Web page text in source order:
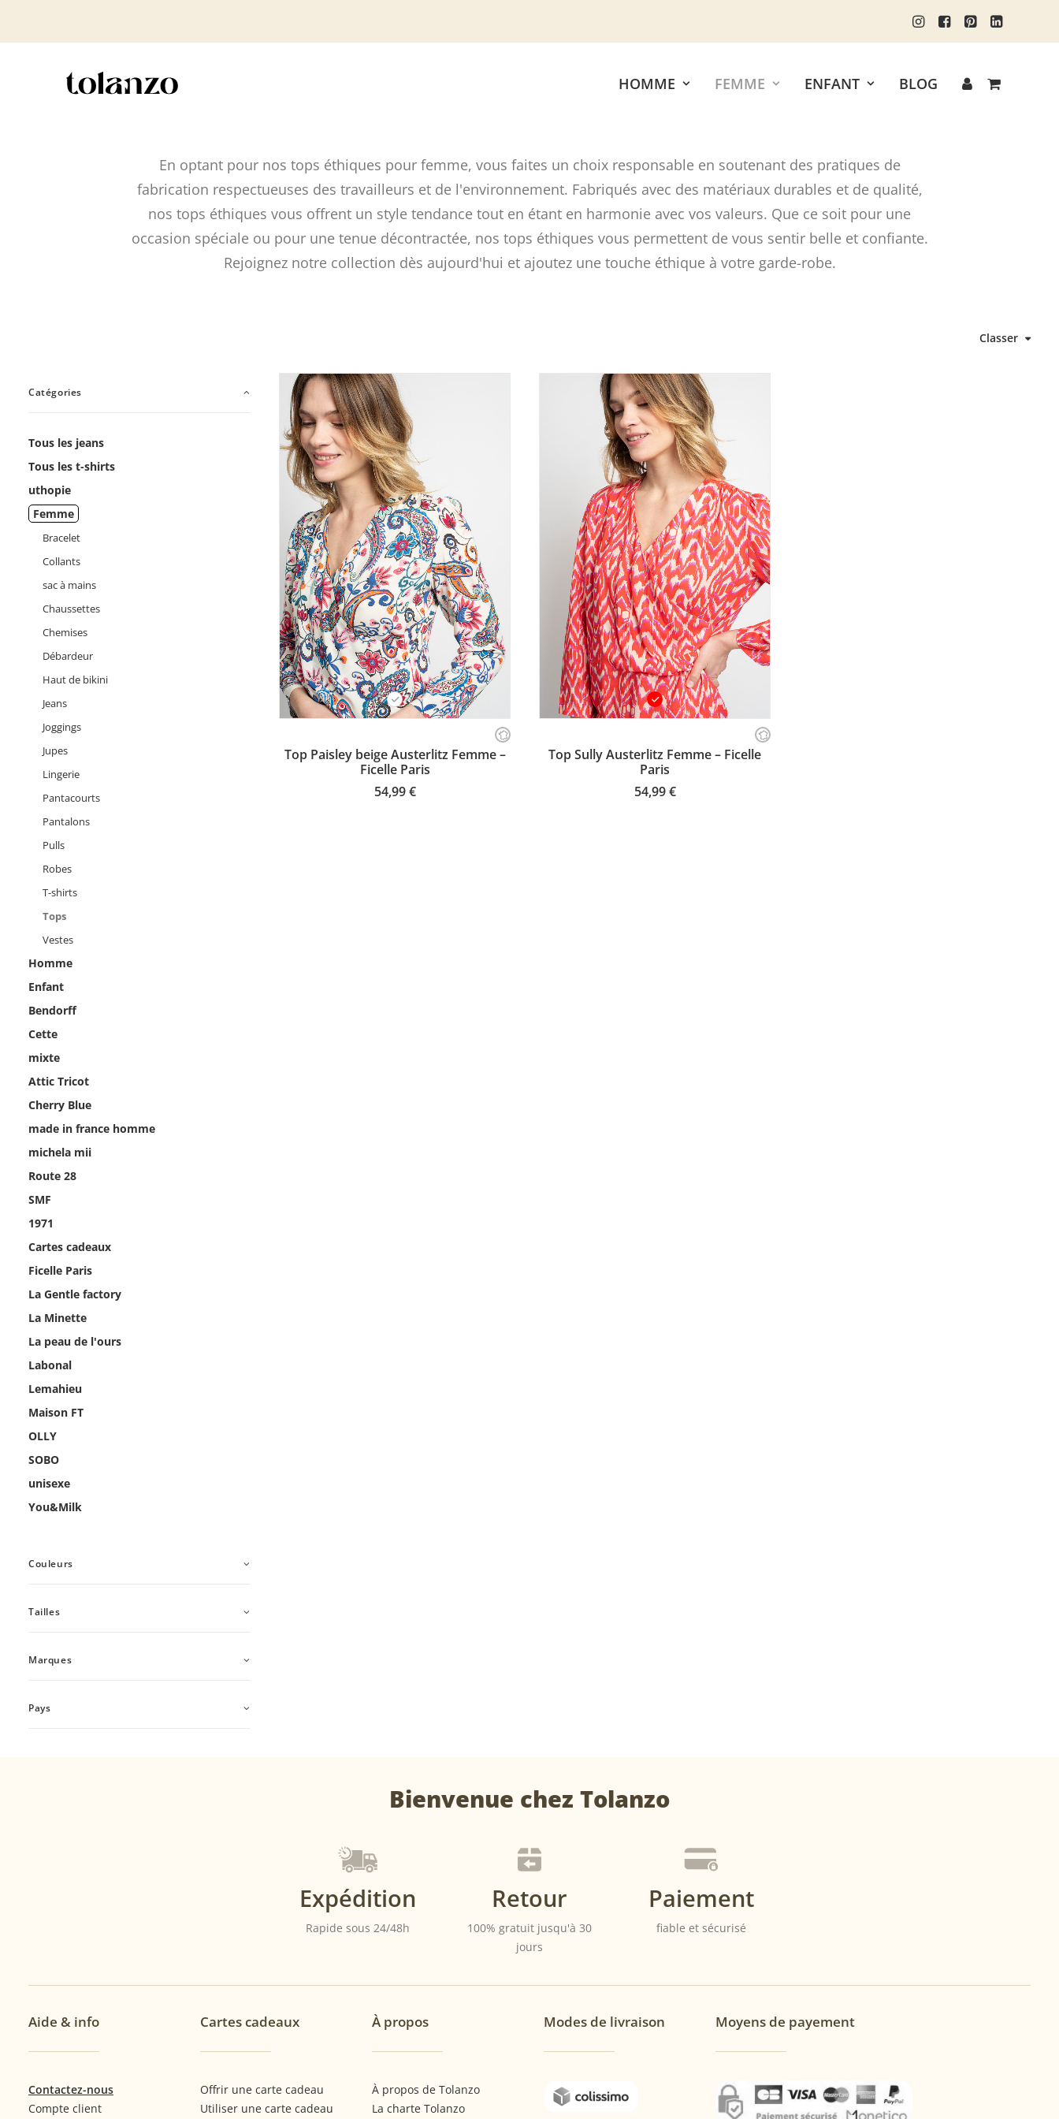
HOMME FEMME ENFANT BLOG
En optant pour nos tops éthiques pour femme, vous faites un choix responsable en soutenant des pratiques de
fabrication respectueuses des travailleurs et de l'environnement. Fabriqués avec des matériaux durables et de qualité,
nos tops éthiques vous offrent un style tendance tout en étant en harmonie avec vos valeurs. Que ce soit pour une
occasion spéciale ou pour une tenue décontractée, nos tops éthiques vous permettent de vous sentir belle et confiante.
Rejoignez notre collection dès aujourd'hui et ajoutez une touche éthique à votre garde-robe.
Classer
Catégories
Tous les jeans
Tous les t-shirts
uthopie
Femme
Bracelet
Collants
sac à mains
Chaussettes
Chemises
Débardeur
Haut de bikini
Jeans
Joggings
Jupes
Lingerie
Pantacourts
Pantalons
Pulls
Robes
T-shirts
Tops
Vestes
Homme
Enfant
Bendorff
Cette
mixte
Attic Tricot
Cherry Blue
made in france homme
michela mii
Route 28
SMF
1971
Cartes cadeaux
Ficelle Paris
La Gentle factory
La Minette
La peau de l'ours
Labonal
Lemahieu
Maison FT
OLLY
SOBO
unisexe
You&Milk
Couleurs
Tailles
Marques
Pays
CHOISISSEZ VOTRE TAILLE
aTop Paisley beige Austerlitz Femme –
Ficelle Paris
54,99€
CHOISISSEZ VOTRE TAILLE
Top Sully Austerlitz Femme – Ficelle
Paris
54,99€
Bienvenue chez Tolanzo
Expédition
Rapide sous 24/48h
Retour
100% gratuit jusqu'à 30
jours
Paiement
fiable et sécurisé
Aide & info
Contactez-nous
Compte client
Cartes cadeaux
Offrir une carte cadeau
Utiliser une carte cadeau
À propos
À propos de Tolanzo
La charte Tolanzo
Modes de livraison Moyens de payement